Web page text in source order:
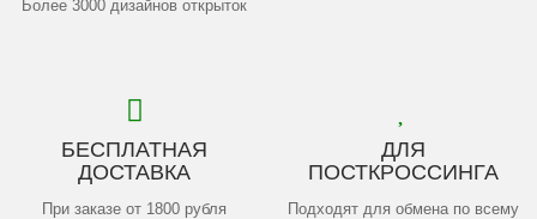
Более 3000 дизайнов открыток
БЕСПЛАТНАЯ
ДОСТАВКА
При заказе от 1800 рубля
ДЛЯ
ПОСТКРОССИНГА
Подходят для обмена по всему